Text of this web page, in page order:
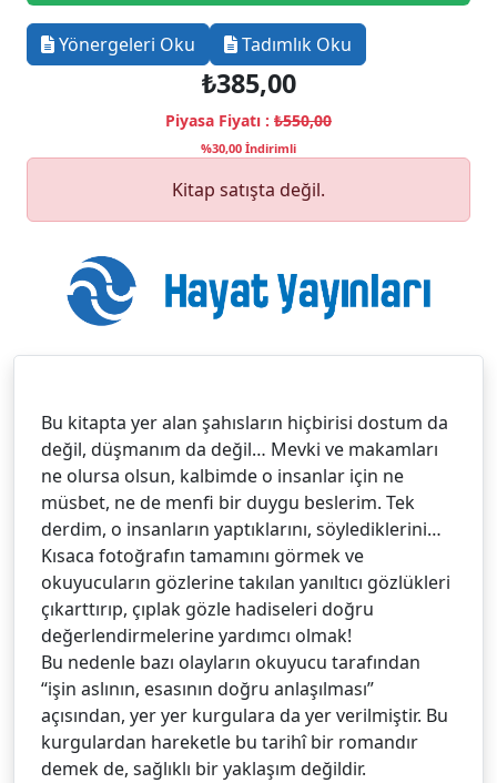
Yönergeleri Oku Tadımlık Oku
₺385,00
Piyasa Fiyatı : ₺550,00
%30,00 İndirimli
Kitap satışta değil.
Bu kitapta yer alan şahısların hiçbirisi dostum da
değil, düşmanım da değil… Mevki ve makamları
ne olursa olsun, kalbimde o insanlar için ne
müsbet, ne de menfi bir duygu beslerim. Tek
derdim, o insanların yaptıklarını, söylediklerini…
Kısaca fotoğrafın tamamını görmek ve
okuyucuların gözlerine takılan yanıltıcı gözlükleri
çıkarttırıp, çıplak gözle hadiseleri doğru
değerlendirmelerine yardımcı olmak!
Bu nedenle bazı olayların okuyucu tarafından
“işin aslının, esasının doğru anlaşılması”
açısından, yer yer kurgulara da yer verilmiştir. Bu
kurgulardan hareketle bu tarihî bir romandır
demek de, sağlıklı bir yaklaşım değildir.